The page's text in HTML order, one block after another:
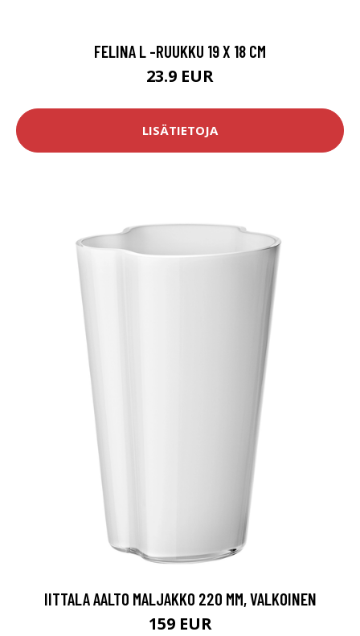
FELINA L -RUUKKU 19 X 18 CM
23.9 EUR
LISÄTIETOJA
IITTALA AALTO MALJAKKO 220 MM, VALKOINEN
159 EUR